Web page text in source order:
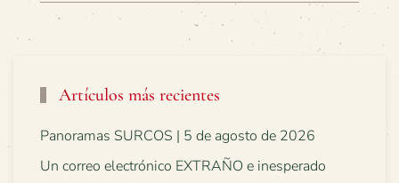
Artículos más recientes
Panoramas SURCOS | 5 de agosto de 2026
Un correo electrónico EXTRAÑO e inesperado